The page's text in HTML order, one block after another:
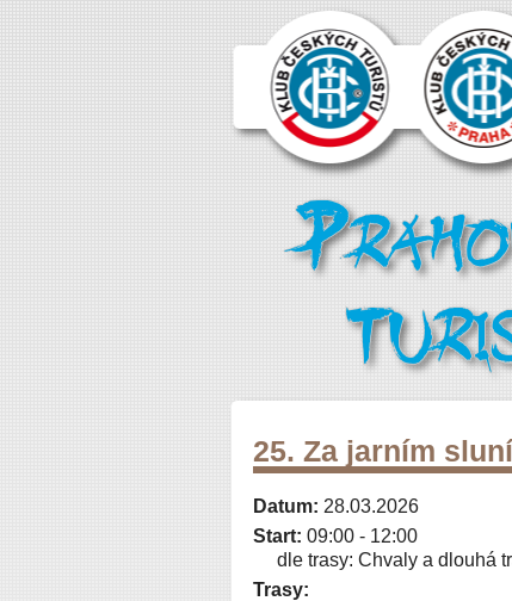
25. Za jarním
Datum: 28.03.2026
Start: 09:00 - 12:00
dle trasy: Chvaly a dlouhá
Trasy: